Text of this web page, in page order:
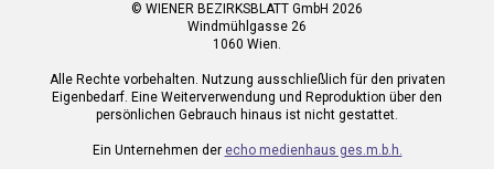
© WIENER BEZIRKSBLATT GmbH 2026
Windmühlgasse 26
1060 Wien.
Alle Rechte vorbehalten. Nutzung ausschließlich für den privaten
Eigenbedarf. Eine Weiterverwendung und Reproduktion über den
persönlichen Gebrauch hinaus ist nicht gestattet.
Ein Unternehmen der echo medienhaus ges.m.b.h.